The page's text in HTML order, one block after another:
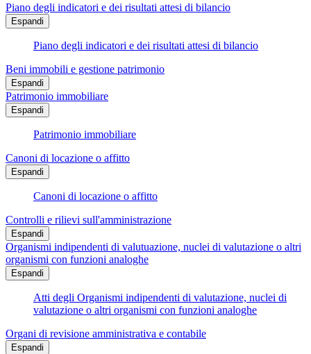
Piano degli indicatori e dei risultati attesi di bilancio
Espandi
Piano degli indicatori e dei risultati attesi di bilancio
Beni immobili e gestione patrimonio
Espandi
Patrimonio immobiliare
Espandi
Patrimonio immobiliare
Canoni di locazione o affitto
Espandi
Canoni di locazione o affitto
Controlli e rilievi sull'amministrazione
Espandi
Organismi indipendenti di valutuazione, nuclei di valutazione o altri
organismi con funzioni analoghe
Espandi
Atti degli Organismi indipendenti di valutazione, nuclei di
valutazione o altri organismi con funzioni analoghe
Organi di revisione amministrativa e contabile
Espandi